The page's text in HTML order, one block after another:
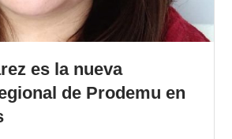
es la nueva
de Prodemu en